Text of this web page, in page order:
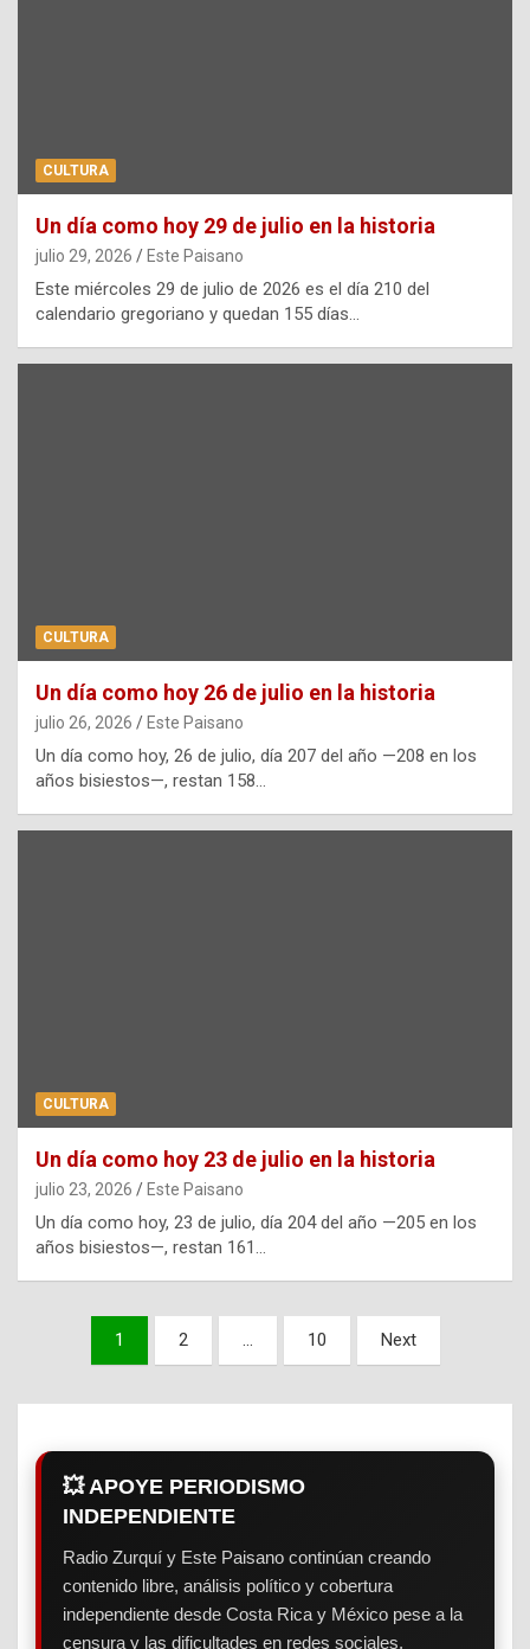
CULTURA
Un día como hoy 29 de julio en la historia
julio 29, 2026 Este Paisano
Este miércoles 29 de julio de 2026 es el día 210 del
calendario gregoriano y quedan 155 días…
CULTURA
Un día como hoy 26 de julio en la historia
julio 26, 2026 Este Paisano
Un día como hoy, 26 de julio, día 207 del año —208 en los
años bisiestos—, restan 158…
CULTURA
Un día como hoy 23 de julio en la historia
julio 23, 2026 Este Paisano
Un día como hoy, 23 de julio, día 204 del año —205 en los
años bisiestos—, restan 161…
Paginación
entradas
1 2 10 Next
💥 APOYE PERIODISMO
INDEPENDIENTE
Radio Zurquí y Este Paisano continúan creando
contenido libre, análisis político y cobertura
independiente desde Costa Rica y México pese a la
censura y las dificultades en redes sociales.